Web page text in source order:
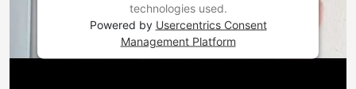
technologies used.
Powered by Usercentrics Consent
Management Platform